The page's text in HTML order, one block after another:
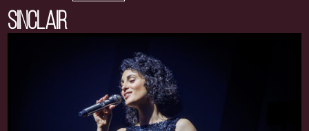
SINCLAIR